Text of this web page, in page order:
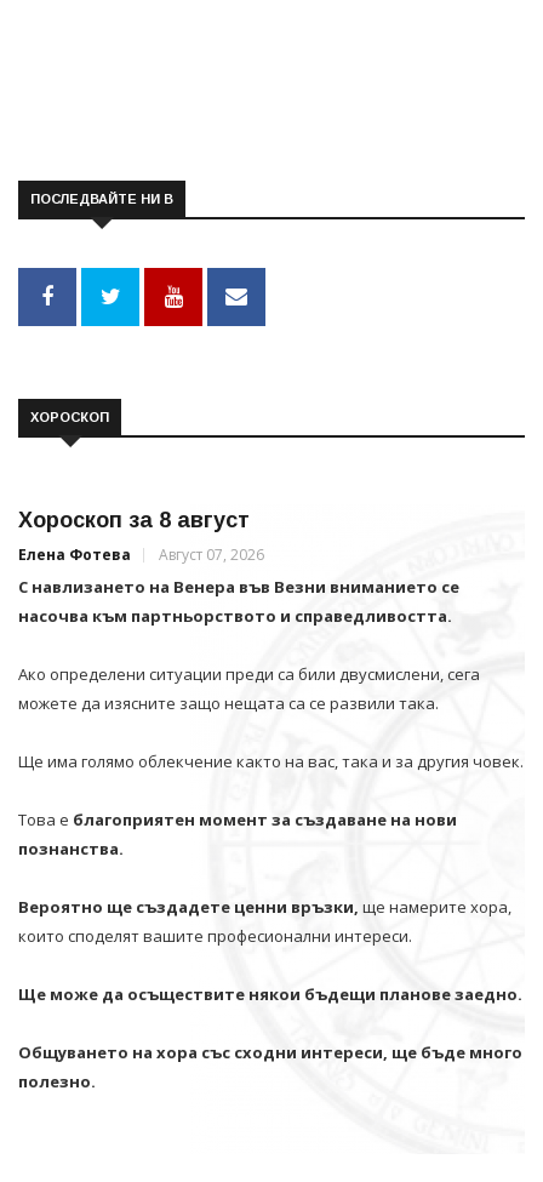
ПОСЛЕДВАЙТЕ НИ В
ХОРОСКОП
Хороскоп за 8 август
Елена Фотева Август 07, 2026
С навлизането на Венера във Везни вниманието се
насочва към партньорството и справедливостта.
Ако определени ситуации преди са били двусмислени, сега
можете да изясните защо нещата са се развили така.
Ще има голямо облекчение както на вас, така и за другия човек.
Това е благоприятен момент за създаване на нови
познанства.
Вероятно ще създадете ценни връзки, ще намерите хора,
които споделят вашите професионални интереси.
Ще може да осъществите някои бъдещи планове заедно.
Общуването на хора със сходни интереси, ще бъде много
полезно.